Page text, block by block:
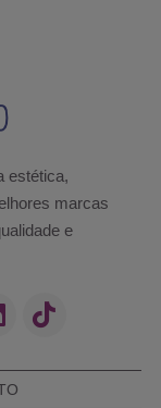
estética,
marcas
e